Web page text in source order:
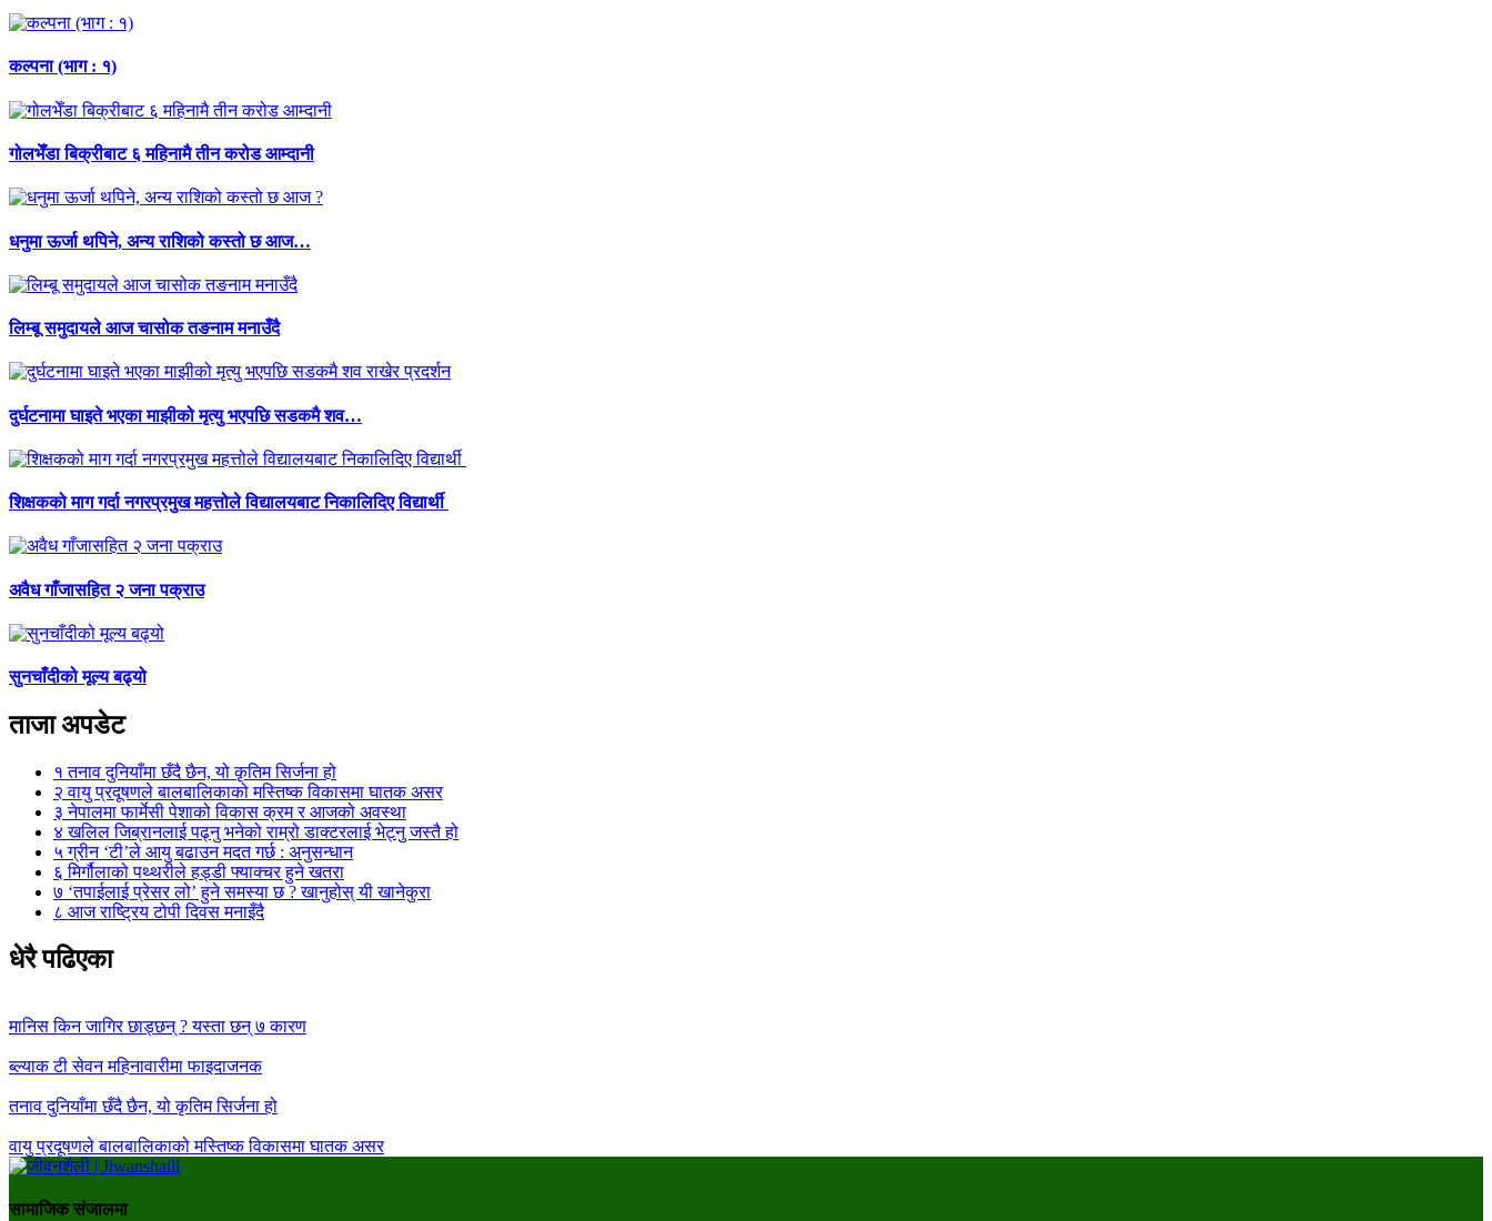
कल्पना (भाग : १)
गोलभेँडा बिक्रीबाट ६ महिनामै तीन करोड आम्दानी
धनुमा ऊर्जा थपिने, अन्य राशिको कस्तो छ आज…
लिम्बू समुदायले आज चासोक तङनाम मनाउँदै
दुर्घटनामा घाइते भएका माझीको मृत्यु भएपछि सडकमै शव…
शिक्षकको माग गर्दा नगरप्रमुख महत्तोले विद्यालयबाट निकालिदिए विद्यार्थी
अवैध गाँजासहित २ जना पक्राउ
सुनचाँदीको मूल्य बढ्यो
ताजा अपडेट
१ तनाव दुनियाँमा छँदै छैन, यो कृतिम सिर्जना हो
२ वायु प्रदूषणले बालबालिकाको मस्तिष्क विकासमा घातक असर
३ नेपालमा फार्मेसी पेशाको विकास क्रम र आजको अवस्था
४ खलिल जिब्रानलाई पढ्नु भनेको राम्रो डाक्टरलाई भेट्नु जस्तै हो
५ग्रीन ‘टी’ले आयु बढाउन मदत गर्छ : अनुसन्धान
६ मिर्गौलाको पथ्थरीले हड्डी फ्याक्चर हुने खतरा
७ ‘तपाईलाई प्रेसर लो’ हुने समस्या छ ? खानुहोस् यी खानेकुरा
८ आज राष्ट्रिय टोपी दिवस मनाइँदै
धेरै पढिएका
मानिस किन जागिर छाड्छन् ? यस्ता छन् ७ कारण
ब्ल्याक टी सेवन महिनावारीमा फाइदाजनक
तनाव दुनियाँमा छँदै छैन, यो कृतिम सिर्जना हो
वायु प्रदूषणले बालबालिकाको मस्तिष्क विकासमा घातक असर
सामाजिक संजालमा